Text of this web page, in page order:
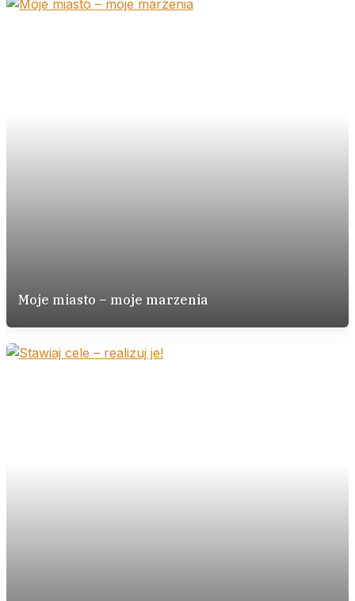
Moje miasto – moje marzenia